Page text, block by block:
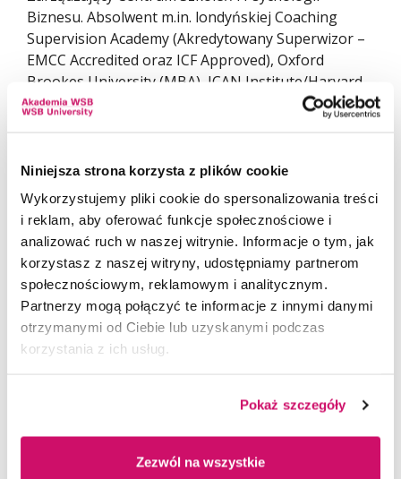
Niniejsza strona korzysta z plików cookie
Wykorzystujemy pliki cookie do spersonalizowania treści
i reklam, aby oferować funkcje społecznościowe i
analizować ruch w naszej witrynie. Informacje o tym, jak
korzystasz z naszej witryny, udostępniamy partnerom
społecznościowym, reklamowym i analitycznym.
Partnerzy mogą połączyć te informacje z innymi danymi
otrzymanymi od Ciebie lub uzyskanymi podczas
korzystania z ich usług.
Pokaż szczegóły
Zezwól na wszystkie
Biznesu. Absolwent m.in. londyńskiej Coaching
Supervision Academy (Akredytowany Superwizor –
EMCC Accredited oraz ICF Approved), Oxford
Brookes University (MBA), ICAN Institute/Harvard
Business (Academy of Strategic Leadership), Szkoły
Pierwszy Polak, który uzyskał najwyższą
akredytację Coach-Supervisor prestiżowej
londyńskiej Coaching Supervision Academy.
Doświadczony ekspert zarządzania - ponad 20 lat
praktyki oraz ponad 15.000 h w ramach projektów
doradczych, sesji coachingowych i treningów kadry
menadżerskiej. Uznany akredytowany Superwizor
(acc CSA, EMCC, app ICF) i certyfikowany Coach,
doświadczony Executive&Business Coach.
Wieloletni ekspert w obszarze HR oraz rozwoju
pracujący z wyższą kadrą menedżerską, politykami
programów studiów podyplomowych rozwijających